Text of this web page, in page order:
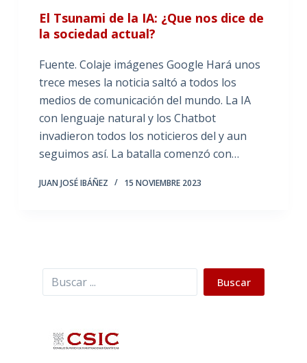
El Tsunami de la IA: ¿Que nos dice de
la sociedad actual?
Fuente. Colaje imágenes Google Hará unos
trece meses la noticia saltó a todos los
medios de comunicación del mundo. La IA
con lenguaje natural y los Chatbot
invadieron todos los noticieros del y aun
seguimos así. La batalla comenzó con…
JUAN JOSÉ IBÁÑEZ 15 NOVIEMBRE 2023
Buscar Buscar